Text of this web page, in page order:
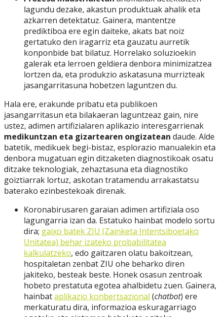
lagundu dezake, akastun produktuak ahalik eta
azkarren detektatuz. Gainera, mantentze
prediktiboa ere egin daiteke, akats bat noiz
gertatuko den iragarriz eta gauzatu aurretik
konponbide bat bilatuz. Horrelako soluzioekin
galerak eta lerroen geldiera denbora minimizatzea
lortzen da, eta produkzio askatasuna murrizteak
jasangarritasuna hobetzen laguntzen du.
Hala ere, erakunde pribatu eta publikoen
jasangarritasun eta bilakaeran laguntzeaz gain, nire
ustez, adimen artifizialaren aplikazio interesgarrienak
medikuntzan eta gizartearen ongizatean daude. Alde
batetik, medikuek begi-bistaz, esplorazio manualekin eta
denbora mugatuan egin ditzaketen diagnostikoak osatu
ditzake teknologiak, zehaztasuna eta diagnostiko
goiztiarrak lortuz, askotan tratamendu arrakastatsu
baterako ezinbestekoak direnak.
Koronabirusaren garaian adimen artifiziala oso
lagungarria izan da. Estatuko hainbat modelo sortu
dira; gaixo batek ZIU (Zainketa Intentsiboetako
Unitatea) behar izateko probabilitatea
kalkulatzeko, edo gaitzaren olatu bakoitzean,
hospitaletan zenbat ZIU ohe beharko diren
jakiteko, besteak beste. Honek osasun zentroak
hobeto prestatuta egotea ahalbidetu zuen. Gainera,
hainbataplikazio konbertsazional (chatbot) ere
merkaturatu dira, informazioa eskuragarriago